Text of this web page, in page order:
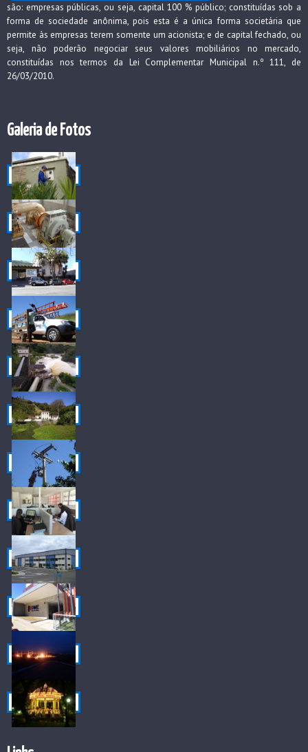
são: empresas públicas, ou seja, capital 100 % público; constituídas sob a
forma de sociedade anônima, pois esta é a única forma societária que
permite às empresas terem somente um acionista; e de capital fechado, ou
seja, não poderão negociar seus valores mobiliários no mercado,
constituídas nos termos da Lei Complementar Municipal n.º 111, de
26/03/2010.
Galeria de Fotos